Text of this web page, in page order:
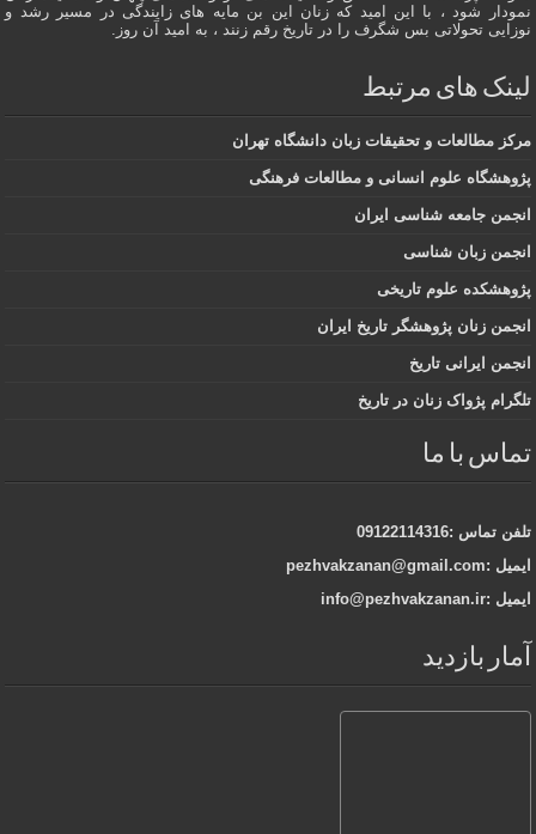
نمودار شود ، با این امید که زنان این بن مایه های زایندگی در مسير رشد و
نوزایی تحولاتی بس شگرف را در تاریخ رقم زنند ، به اميد آن روز.
لینک های مرتبط
مرکز مطالعات و تحقیقات زبان دانشگاه تهران
پژوهشگاه علوم انسانی و مطالعات فرهنگی
انجمن جامعه شناسی ایران
انجمن زبان شناسی
پژوهشکده علوم تاریخی
انجمن زنان پژوهشگر تاریخ ایران
انجمن ایرانی تاریخ
تلگرام پژواک زنان در تاریخ
تماس با ما
تلفن تماس :09122114316
ایمیل :pezhvakzanan@gmail.com
ایمیل :info@pezhvakzanan.ir
آمار بازدید